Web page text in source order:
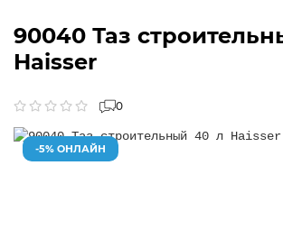
90040 Таз
Haisser
0
-5% ОНЛАЙН